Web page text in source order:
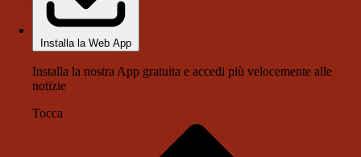
Installa la Web App
Installa la nostra App gratuita e accedi più velocemente alle
notizie
Tocca